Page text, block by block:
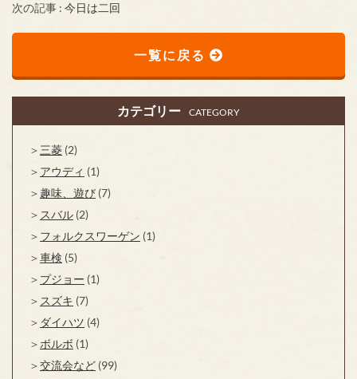
次の記事 : 今日は二回
一覧に戻る
カテゴリー CATEGORY
三菱 (2)
アウディ (1)
趣味、遊び (7)
スバル (2)
フォルクスワーゲン (1)
車検 (5)
プジョー (1)
スズキ (7)
ダイハツ (4)
ボルボ (1)
交流会など (99)